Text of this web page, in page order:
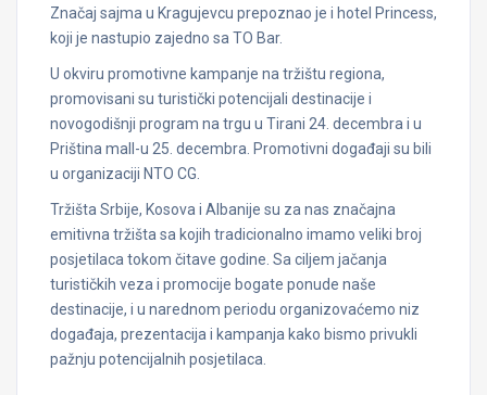
Značaj sajma u Kragujevcu prepoznao je i hotel Princess,
koji je nastupio zajedno sa TO Bar.
U okviru promotivne kampanje na tržištu regiona,
promovisani su turistički potencijali destinacije i
novogodišnji program na trgu u Tirani 24. decembra i u
Priština mall-u 25. decembra. Promotivni događaji su bili
u organizaciji NTO CG.
Tržišta Srbije, Kosova i Albanije su za nas značajna
emitivna tržišta sa kojih tradicionalno imamo veliki broj
posjetilaca tokom čitave godine. Sa ciljem jačanja
turističkih veza i promocije bogate ponude naše
destinacije, i u narednom periodu organizovaćemo niz
događaja, prezentacija i kampanja kako bismo privukli
pažnju potencijalnih posjetilaca.